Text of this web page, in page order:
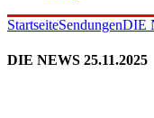
StartseiteSendungenDIE
DIE NEWS 25.11.2025